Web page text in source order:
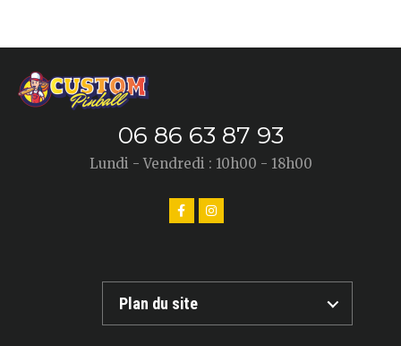
06 86 63 87 93
Lundi - Vendredi : 10h00 - 18h00
Plan du site